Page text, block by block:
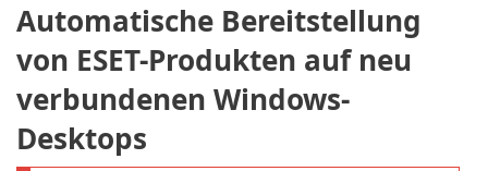
Automatische Bereitstellung
von ESET-Produkten auf neu
verbundenen Windows-
Desktops